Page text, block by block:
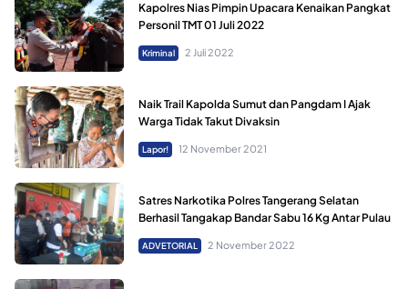
Kapolres Nias Pimpin Upacara Kenaikan Pangkat
Personil TMT 01 Juli 2022
Kriminal 2 Juli 2022
Naik Trail Kapolda Sumut dan Pangdam I Ajak
Warga Tidak Takut Divaksin
Lapor! 12 November 2021
Satres Narkotika Polres Tangerang Selatan
Berhasil Tangakap Bandar Sabu 16 Kg Antar Pulau
ADVETORIAL 2 November 2022